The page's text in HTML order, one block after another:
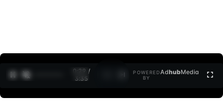
0:30 /
3:35
POWERED
BY
AdhubMedia